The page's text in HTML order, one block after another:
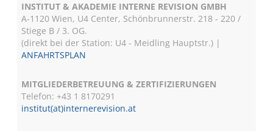
INSTITUT & AKADEMIE INTERNE REVISION GMBH
A-1120 Wien, U4 Center, Schönbrunnerstr. 218 - 220 /
Stiege B / 3. OG.
(direkt bei der Station: U4 - Meidling Hauptstr.) |
ANFAHRTSPLAN
MITGLIEDERBETREUUNG & ZERTIFIZIERUNGEN
Telefon: +43 1 8170291
institut(at)internerevision.at